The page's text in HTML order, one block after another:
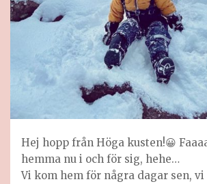
Hej hopp från Höga kusten!😀
hemma nu i och för sig, hehe…
Vi kom hem för några dagar sen,